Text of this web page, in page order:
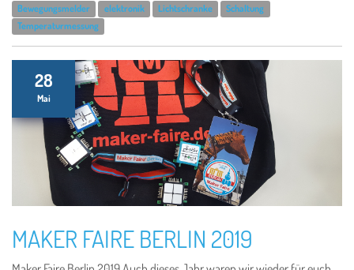
Bewegungsmelder elektronik Lichtschranke
Schaltung
Temperaturmessung
28
Mai
MAKER FAIRE BERLIN 2019